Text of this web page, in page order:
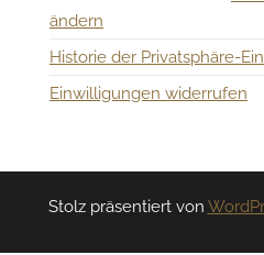
ändern
Historie der Privatsphäre-
Einwilligungen widerrufen
Stolz präsentiert von